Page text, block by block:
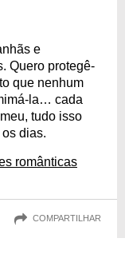
e
Quero protegê-
que nenhum
la… cada
tudo isso
os dias.
românticas
COMPARTILHAR